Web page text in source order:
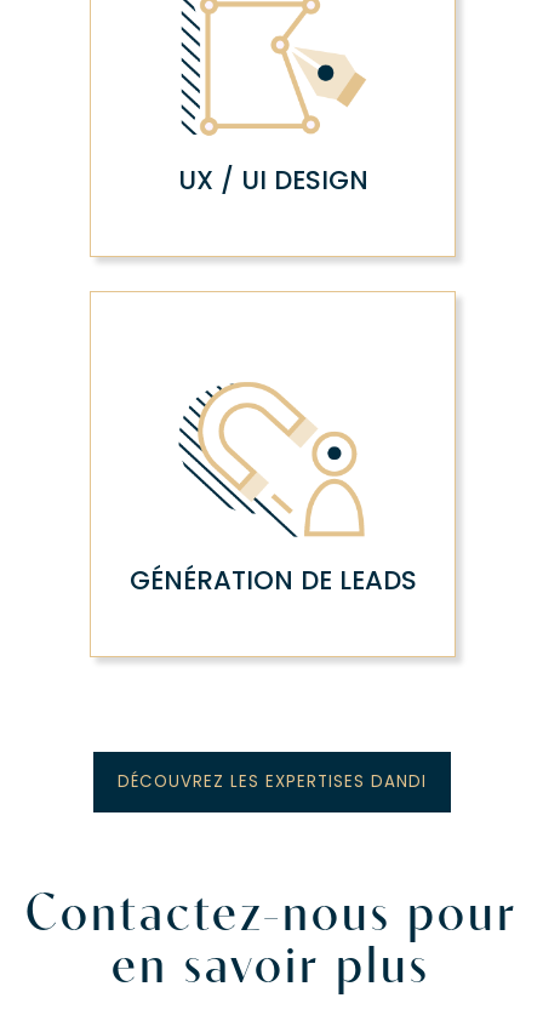
UX / UI DESIGN
GÉNÉRATION DE LEADS
DÉCOUVREZ LES EXPERTISES DANDI
Contactez-nous pour
en savoir plus